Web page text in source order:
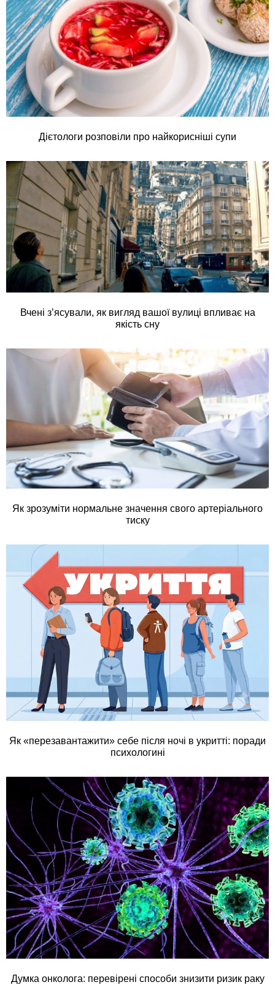
Дієтологи розповіли про найкорисніші супи
Вчені з’ясували, як вигляд вашої вулиці впливає на
якість сну
Як зрозуміти нормальне значення свого артеріального
тиску
Як «перезавантажити» себе після ночі в укритті: поради
психологині
Думка онколога: перевірені способи знизити ризик раку